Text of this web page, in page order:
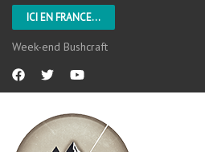
ICI EN FRANCE...
Week-end Bushcraft